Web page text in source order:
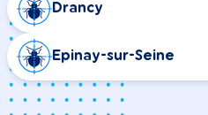
Drancy
Epinay-sur-Seine